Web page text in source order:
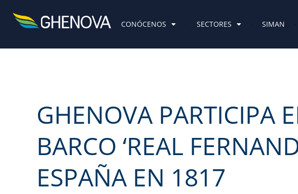
CONÓCENOS SECTORES SIMAN
GHENOVA PARTICIPA
BARCO ‘REAL
ESPAÑA EN 1817